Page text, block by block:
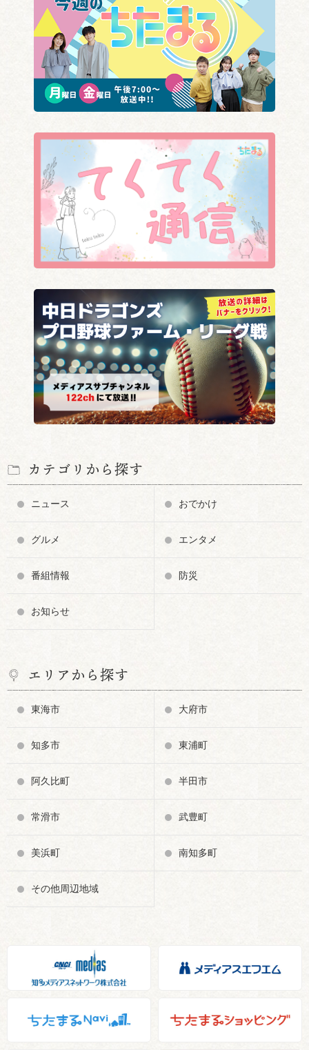
カテゴリから探す
ニュース おでかけ
グルメ エンタメ
番組情報 防災
お知らせ
エリアから探す
東海市 大府市
知多市 東浦町
阿久比町 半田市
常滑市 武豊町
美浜町 南知多町
その他周辺地域